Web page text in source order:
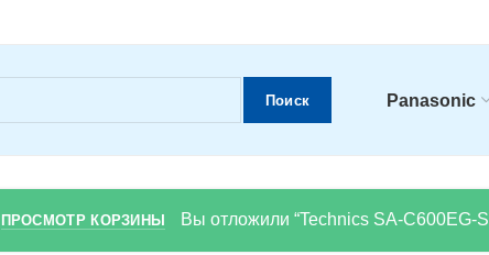
Поиск Panasonic
ПРОСМОТР КОРЗИНЫ Вы отложили “Technics SA-C600EG-